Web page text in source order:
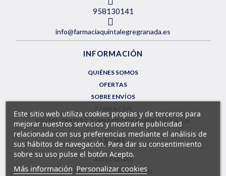
958130141
info@farmaciaquintalegregranada.es
INFORMACIÓN
QUIÉNES SOMOS
OFERTAS
SOBRE ENVÍOS
ENVÍOS GRATUITOS EN PEDIDOS SUPERIORES A 60€
LEGAL
AVISO LEGAL
POLÍTICA DE PRIVACIDAD
Este sitio web utiliza cookies propias y de terceros para
mejorar nuestros servicios y mostrarle publicidad
relacionada con sus preferencias mediante el análisis de
sus hábitos de navegación. Para dar su consentimiento
sobre su uso pulse el botón Acepto.
Más información Personalizar cookies